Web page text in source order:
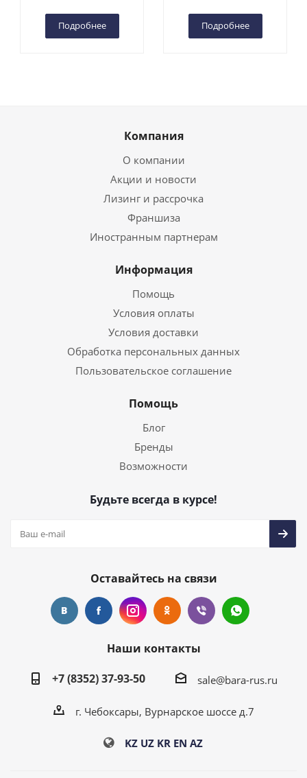
Подробнее Подробнее
Компания
О компании
Акции и новости
Лизинг и рассрочка
Франшиза
Иностранным партнерам
Информация
Помощь
Условия оплаты
Условия доставки
Обработка персональных данных
Пользовательское соглашение
Помощь
Блог
Бренды
Возможности
Будьте всегда в курсе!
Оставайтесь на связи
Наши контакты
+7 (8352) 37-93-50
sale@bara-rus.ru
г. Чебоксары, Вурнарское шоссе д.7
KZ UZ KR EN AZ